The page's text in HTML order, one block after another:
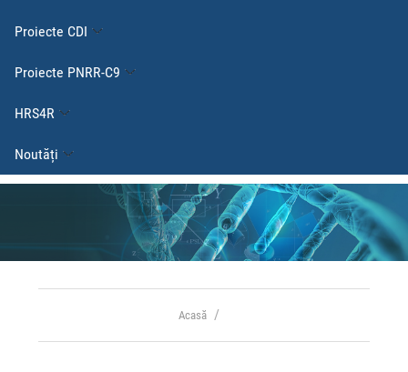
Proiecte CDI
Proiecte PNRR-C9
HRS4R
Noutăți
Acasă